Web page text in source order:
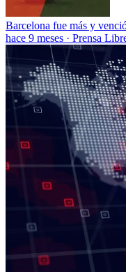
Barcelona fue más y
hace 9 meses · Prensa